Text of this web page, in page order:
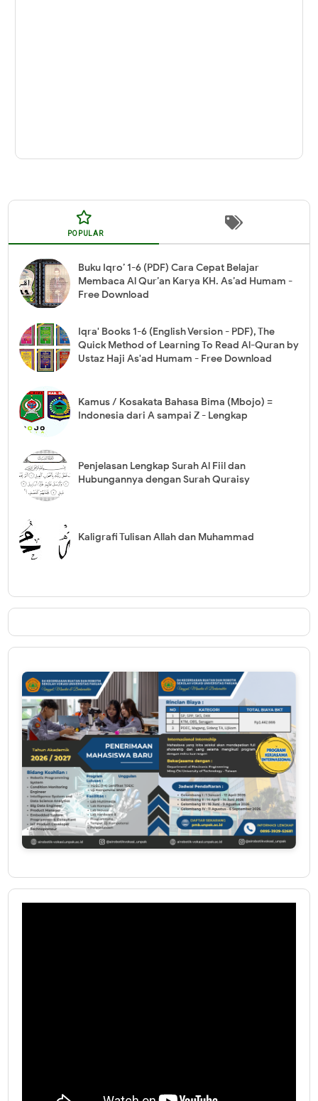
POPULAR
Buku Iqro’ 1-6 (PDF) Cara Cepat Belajar
Membaca Al Qur’an Karya KH. As’ad Humam -
Free Download
Iqra' Books 1-6 (English Version - PDF), The
Quick Method of Learning To Read Al-Quran by
Ustaz Haji As'ad Humam - Free Download
Kamus / Kosakata Bahasa Bima (Mbojo) =
Indonesia dari A sampai Z - Lengkap
Penjelasan Lengkap Surah Al Fiil dan
Hubungannya dengan Surah Quraisy
Kaligrafi Tulisan Allah dan Muhammad